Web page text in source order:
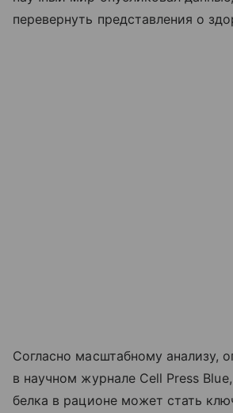
перевернуть представления о
Согласно масштабному анализу,
в научном журнале Cell Press
белка в рационе может стать